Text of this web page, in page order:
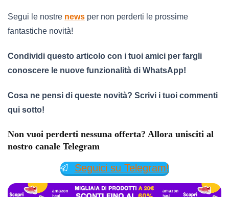
Segui le nostre news per non perderti le prossime
fantastiche novità!
Condividi questo articolo con i tuoi amici per fargli
conoscere le nuove funzionalità di WhatsApp!
Cosa ne pensi di queste novità? Scrivi i tuoi commenti
qui sotto!
Non vuoi perderti nessuna offerta? Allora unisciti al
nostro canale Telegram
Seguici su Telegram!